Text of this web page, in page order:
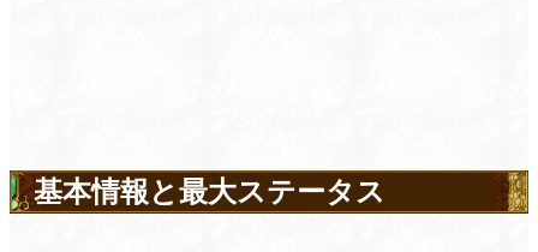
基本情報と最大ステータス